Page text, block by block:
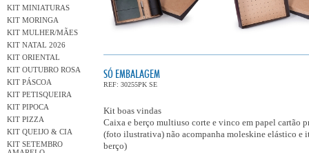
KIT MINIATURAS
KIT MORINGA
KIT MULHER/MÃES
KIT NATAL 2026
KIT ORIENTAL
KIT OUTUBRO ROSA
KIT PÁSCOA
KIT PETISQUEIRA
KIT PIPOCA
KIT PIZZA
KIT QUEIJO & CIA
KIT SETEMBRO
SÓ EMBALAGEM
REF: 30255PK SE
Kit boas vindas
Caixa e berço multiuso corte e vinco em papel cartão
(foto ilustrativa) não acompanha moleskine elástico e
berço)